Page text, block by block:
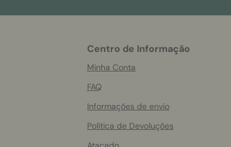
Centro de Informação
Minha Conta
FAQ
Informações de envio
Política de Devoluções